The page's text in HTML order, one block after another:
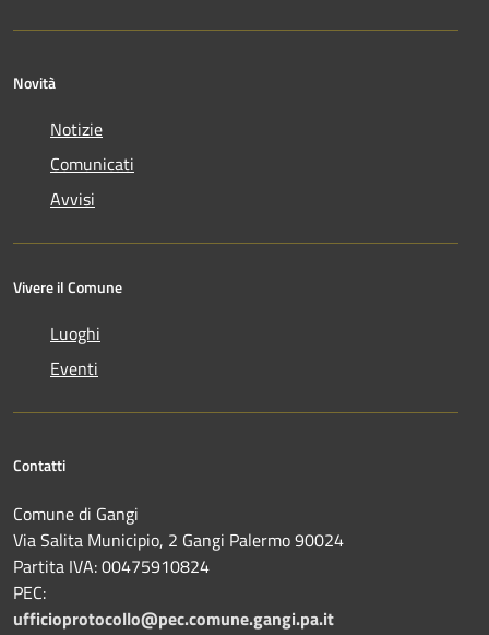
Novità
Notizie
Comunicati
Avvisi
Vivere il Comune
Luoghi
Eventi
Contatti
Comune di Gangi
Via Salita Municipio, 2 Gangi Palermo 90024
Partita IVA: 00475910824
PEC:
ufficioprotocollo@pec.comune.gangi.pa.it